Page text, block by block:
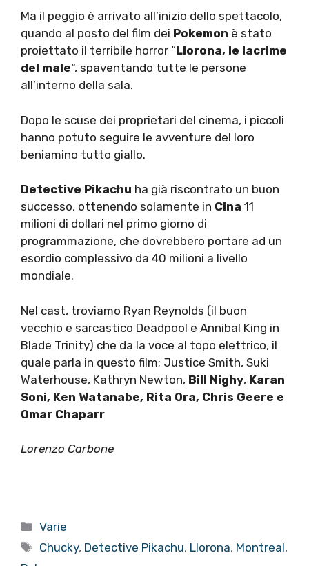
Ma il peggio è arrivato all’inizio dello spettacolo,
quando al posto del film dei Pokemon è stato
proiettato il terribile horror “Llorona, le lacrime
del male“, spaventando tutte le persone
all’interno della sala.
Dopo le scuse dei proprietari del cinema, i piccoli
hanno potuto seguire le avventure del loro
beniamino tutto giallo.
Detective Pikachu ha già riscontrato un buon
successo, ottenendo solamente in Cina 11
milioni di dollari nel primo giorno di
programmazione, che dovrebbero portare ad un
esordio complessivo da 40 milioni a livello
mondiale.
Nel cast, troviamo Ryan Reynolds (il buon
vecchio e sarcastico Deadpool e Annibal King in
Blade Trinity) che da la voce al topo elettrico, il
quale parla in questo film; Justice Smith, Suki
Waterhouse, Kathryn Newton, Bill Nighy, Karan
Soni, Ken Watanabe, Rita Ora, Chris Geere e
Omar Chaparr
Lorenzo Carbone
Categorie
Varie
Tag
Chucky, Detective Pikachu, Llorona, Montreal,